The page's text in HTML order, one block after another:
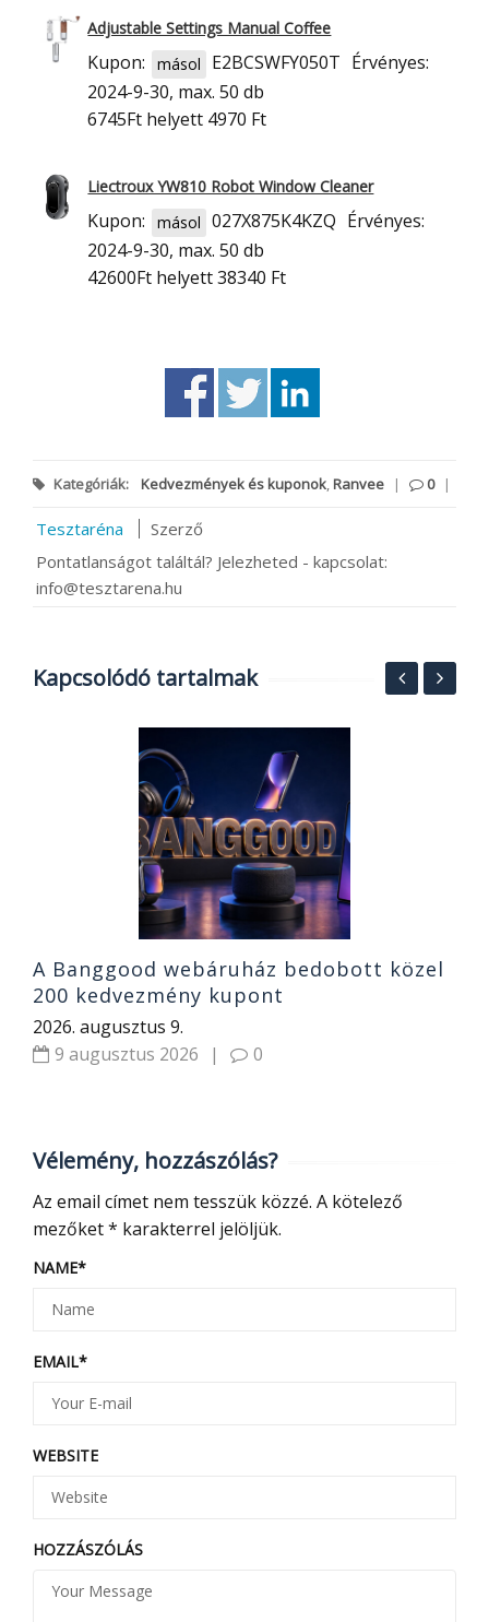
Adjustable Settings Manual Coffee
Kupon: másol E2BCSWFY050T Érvényes:
2024-9-30, max. 50 db
6745Ft helyett 4970 Ft
Liectroux YW810 Robot Window Cleaner
Kupon: másol 027X875K4KZQ Érvényes:
2024-9-30, max. 50 db
42600Ft helyett 38340 Ft
Kategóriák: Kedvezmények és kuponok Ranvee | 0 |
Tesztaréna
Szerző
Pontatlanságot találtál? Jelezheted - kapcsolat:
info@tesztarena.hu
Kapcsolódó tartalmak
A Banggood webáruház bedobott közel
200 kedvezmény kupont
2026. augusztus 9.
9 augusztus 2026
| 0
Vélemény, hozzászólás?
Az email címet nem tesszük közzé. A kötelező
mezőket* karakterrel jelöljük.
NAME*
EMAIL*
WEBSITE
HOZZÁSZÓLÁS